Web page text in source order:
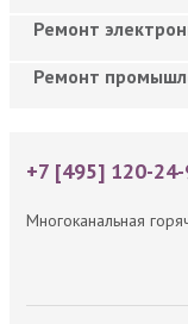
Ремонт
Ремонт
+7 [495] 120-
Многоканальная